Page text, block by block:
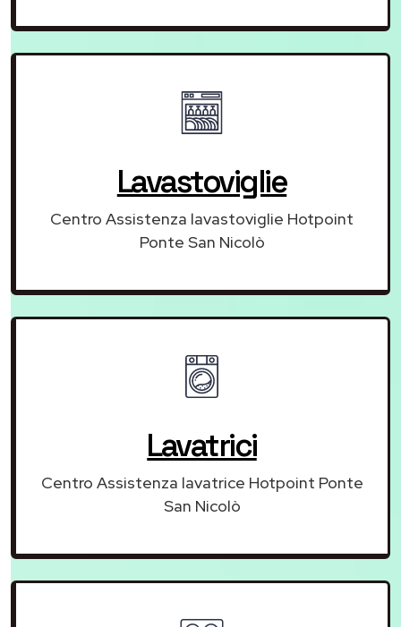
Lavastoviglie
Centro Assistenza lavastoviglie Hotpoint
Ponte San Nicolò
Lavatrici
Centro Assistenza lavatrice Hotpoint Ponte
San Nicolò